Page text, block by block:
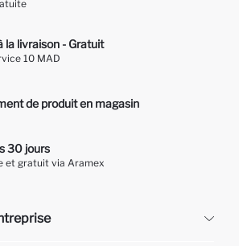
la livraison - Gratuit
10 MAD
de produit en magasin
30 jours
et gratuit via Aramex